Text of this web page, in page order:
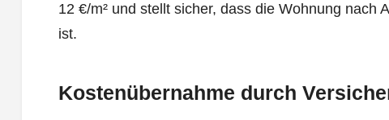
12 €/m² und stellt sicher, dass die Wohnung nach
ist.
Kostenübernahme durch